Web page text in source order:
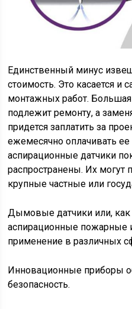
Единственный минус
стоимость. Это касается и
монтажных работ.
подлежит ремонту, а
придется заплатить за
ежемесячно оплачивать
аспирационные датчики
распространены. Их могут
крупные частные или
Дымовые датчики или,
аспирационные пожарные
применение в различных
Инновационные приборы
безопасность.